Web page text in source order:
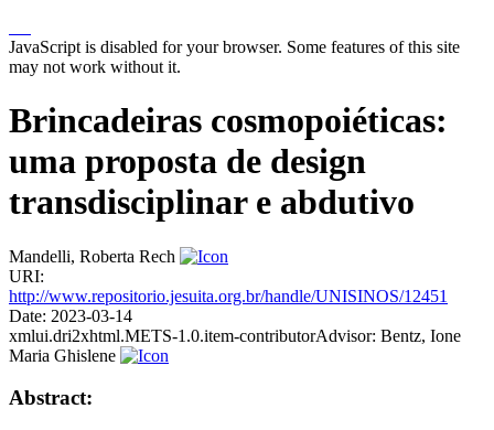
JavaScript is disabled for your browser. Some features of this site
may not work without it.
Brincadeiras cosmopoiéticas:
uma proposta de design
transdisciplinar e abdutivo
Mandelli, Roberta Rech
URI:
http://www.repositorio.jesuita.org.br/handle/UNISINOS/12451
Date: 2023-03-14
xmlui.dri2xhtml.METS-1.0.item-contributorAdvisor: Bentz, Ione
Maria Ghislene
Abstract: